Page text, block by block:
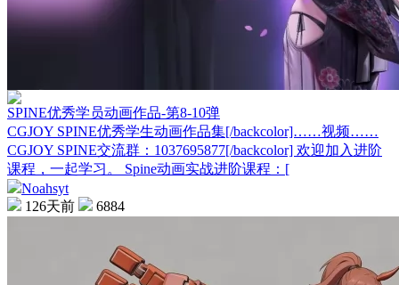
SPINE优秀学员动画作品-第8-10弹
CGJOY SPINE优秀学生动画作品集[/backcolor]……视频……
CGJOY SPINE交流群：1037695877[/backcolor] 欢迎加入进阶
课程，一起学习。 Spine动画实战进阶课程：[
Noahsyt
126天前
6884